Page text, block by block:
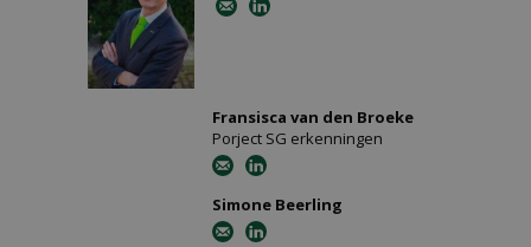
Fransisca van den Broeke
Porject SG erkenningen
Simone Beerling